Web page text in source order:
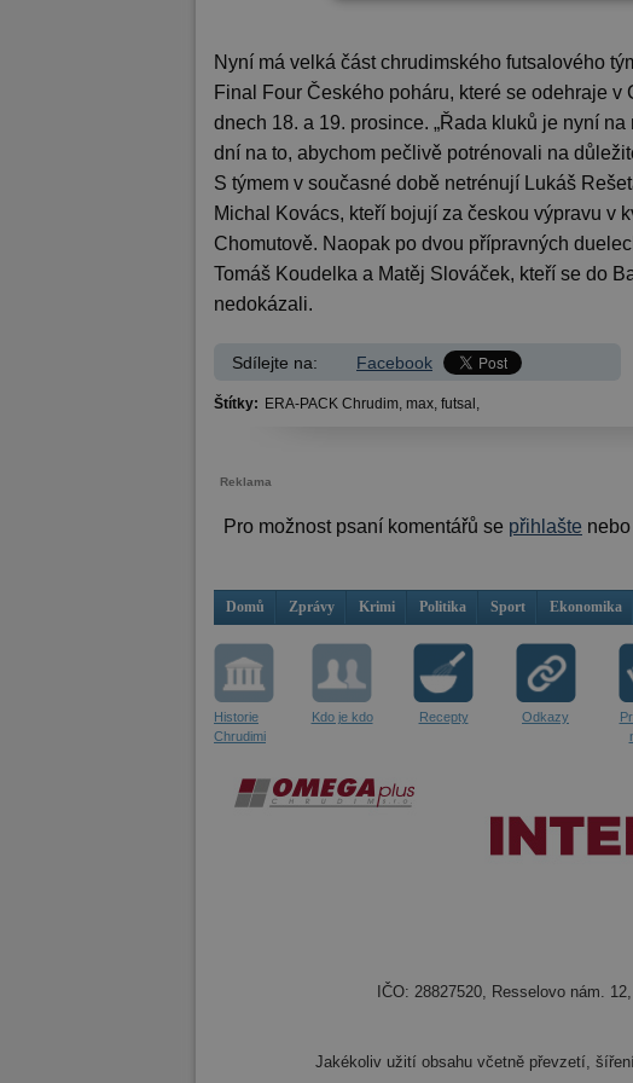
Nyní má velká část chrudimského futsalového
Final Four Českého poháru, které se odehraje v
dnech 18. a 19. prosince. „Řada kluků je nyní
dní na to, abychom pečlivě potrénovali na
S týmem v současné době netrénují Lukáš
Michal Kovács, kteří bojují za českou výpravu v
Chomutově. Naopak po dvou přípravných
Tomáš Koudelka a Matěj Slováček, kteří se do
nedokázali.
Sdílejte na: Facebook
Štítky: ERA-PACK Chrudim, max, futsal,
Reklama
Pro možnost psaní komentářů se přihlašte nebo
Domů Zprávy Krimi Politika Sport Ekonomika
Historie
Chrudimi
Kdo je kdo Recepty Odkazy
IČO: 28827520, Resselovo nám.
Jakékoliv užití obsahu včetně převzetí,